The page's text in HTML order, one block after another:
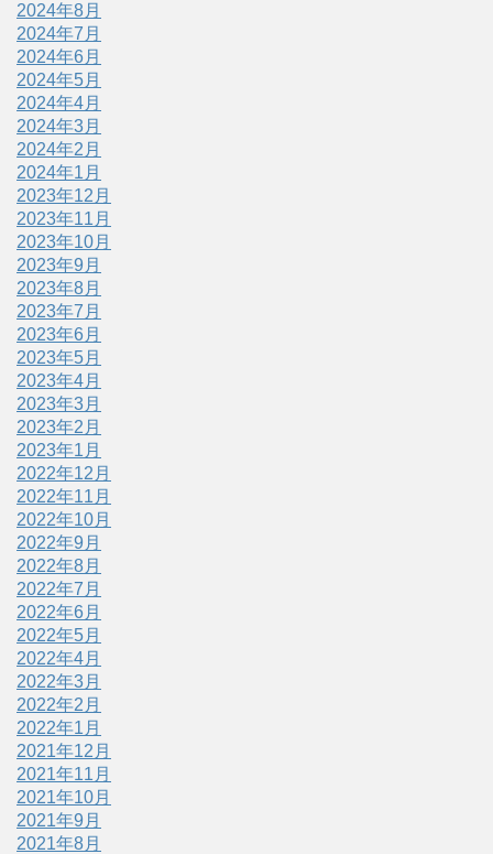
2024年8月
2024年7月
2024年6月
2024年5月
2024年4月
2024年3月
2024年2月
2024年1月
2023年12月
2023年11月
2023年10月
2023年9月
2023年8月
2023年7月
2023年6月
2023年5月
2023年4月
2023年3月
2023年2月
2023年1月
2022年12月
2022年11月
2022年10月
2022年9月
2022年8月
2022年7月
2022年6月
2022年5月
2022年4月
2022年3月
2022年2月
2022年1月
2021年12月
2021年11月
2021年10月
2021年9月
2021年8月